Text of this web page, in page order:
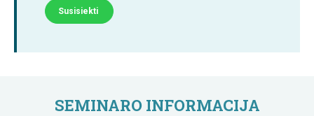
Susisiekti
SEMINARO INFORMACIJA